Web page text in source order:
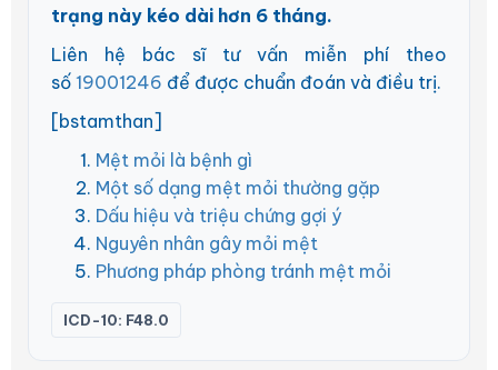
trạng này kéo dài hơn 6 tháng.
Liên hệ bác sĩ tư vấn miễn phí theo
số 19001246 để được chuẩn đoán và điều trị.
[bstamthan]
Mệt mỏi là bệnh gì
Một số dạng mệt mỏi thường gặp
Dấu hiệu và triệu chứng gợi ý
Nguyên nhân gây mỏi mệt
Phương pháp phòng tránh mệt mỏi
ICD-10: F48.0